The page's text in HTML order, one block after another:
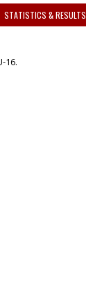
STATISTICS & RESULTS
16.